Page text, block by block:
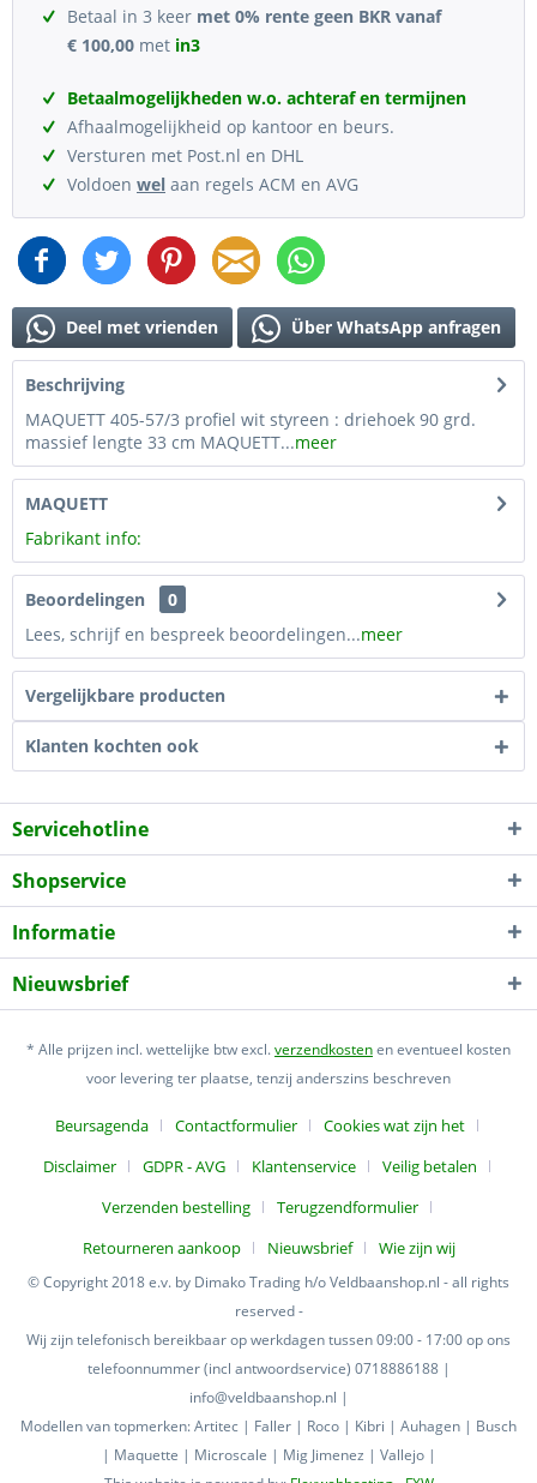
Betaal in 3 keer met 0% rente geen BKR vanaf
€ 100,00 met in3
Betaalmogelijkheden w.o. achteraf en termijnen
Afhaalmogelijkheid op kantoor en beurs.
Versturen met Post.nl en DHL
Voldoen wel aan regels ACM en AVG
Deel met vrienden Über WhatsApp anfragen
Beschrijving
MAQUETT 405-57/3 profiel wit styreen : driehoek 90 grd.
massief lengte 33 cm MAQUETT...meer
MAQUETT
Fabrikant info:
Beoordelingen
0
Lees, schrijf en bespreek beoordelingen...meer
Vergelijkbare producten
Klanten kochten ook
Servicehotline
Shopservice
Informatie
Nieuwsbrief
* Alle prijzen incl. wettelijke btw excl.verzendkostenen eventueel kosten
voor levering ter plaatse, tenzij anderszins beschreven
Beursagenda Contactformulier
Cookies wat zijn het
Disclaimer
GDPR - AVG Klantenservice
Veilig betalen
Verzenden bestelling
Terugzendformulier
Retourneren aankoop
Nieuwsbrief Wie zijn wij
© Copyright 2018 e.v. by Dimako Trading h/o Veldbaanshop.nl - all rights
reserved -
Wij zijn telefonisch bereikbaar op werkdagen tussen 09:00 - 17:00 op ons
telefoonnummer (incl antwoordservice) 0718886188 |
info@veldbaanshop.nl |
Modellen van topmerken: Artitec | Faller | Roco | Kibri | Auhagen | Busch
| Maquette | Microscale | Mig Jimenez | Vallejo |